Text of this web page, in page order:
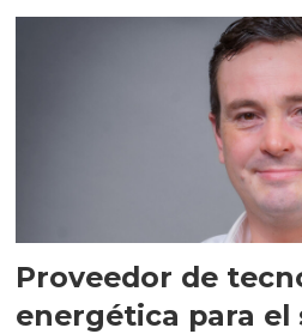
Proveedor de
energética para el